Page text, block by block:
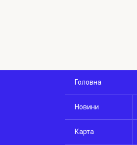
Головна
Новини
Карта